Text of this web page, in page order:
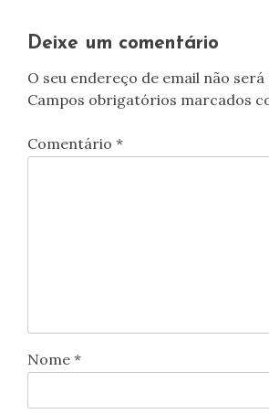
artigos
Deixe um comentário
O seu endereço de email não será
Campos obrigatórios marcados
Comentário *
Nome *